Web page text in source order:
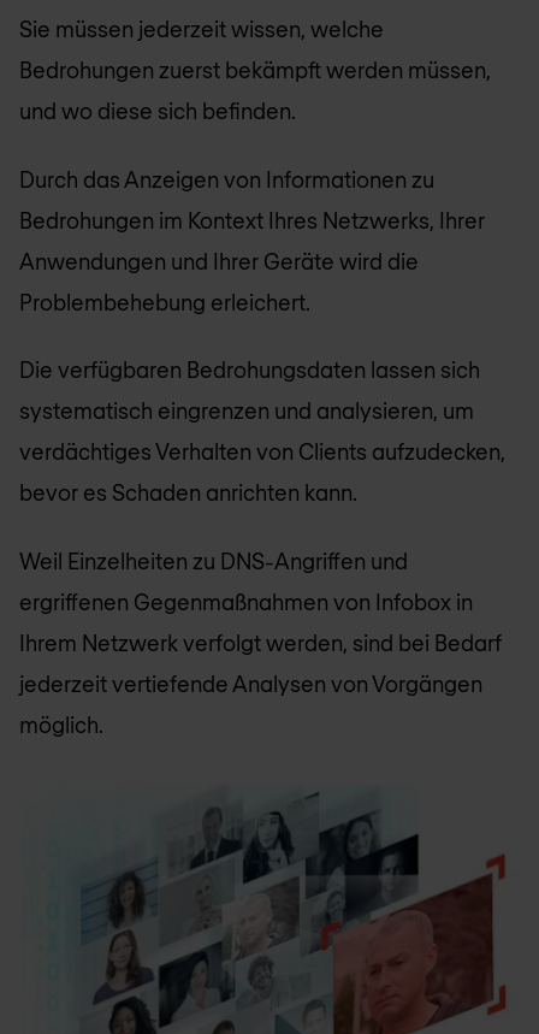
Sie müssen jederzeit wissen, welche
Bedrohungen zuerst bekämpft werden müssen,
und wo diese sich befinden.
Durch das Anzeigen von Informationen zu
Bedrohungen im Kontext Ihres Netzwerks, Ihrer
Anwendungen und Ihrer Geräte wird die
Problembehebung erleichert.
Die verfügbaren Bedrohungsdaten lassen sich
systematisch eingrenzen und analysieren, um
verdächtiges Verhalten von Clients aufzudecken,
bevor es Schaden anrichten kann.
Weil Einzelheiten zu DNS-Angriffen und
ergriffenen Gegenmaßnahmen von Infobox in
Ihrem Netzwerk verfolgt werden, sind bei Bedarf
jederzeit vertiefende Analysen von Vorgängen
möglich.